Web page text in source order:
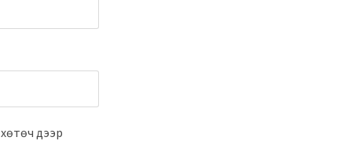
дээр